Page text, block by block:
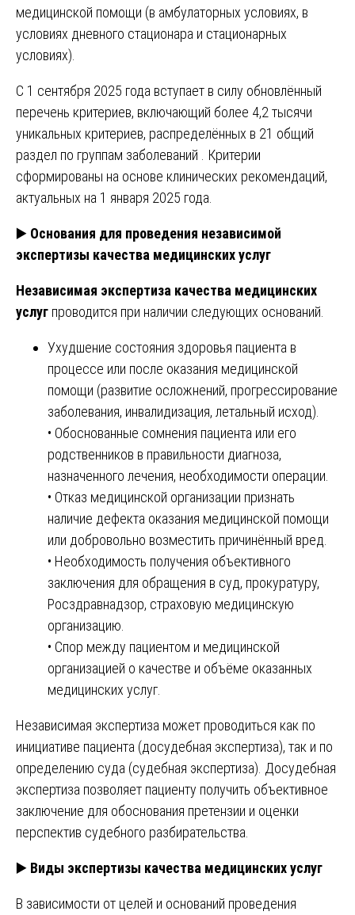
медицинской помощи (в амбулаторных условиях, в
условиях дневного стационара и стационарных
условиях).
С 1 сентября 2025 года вступает в силу обновлённый
перечень критериев, включающий более 4,2 тысячи
уникальных критериев, распределённых в 21 общий
раздел по группам заболеваний . Критерии
сформированы на основе клинических рекомендаций,
актуальных на 1 января 2025 года.
▶️ Основания для проведения независимой
экспертизы качества медицинских услуг
Независимая экспертиза качества медицинских
услуг проводится при наличии следующих оснований.
Ухудшение состояния здоровья пациента в
процессе или после оказания медицинской
помощи (развитие осложнений, прогрессирование
заболевания, инвалидизация, летальный исход).
• Обоснованные сомнения пациента или его
родственников в правильности диагноза,
назначенного лечения, необходимости операции.
• Отказ медицинской организации признать
наличие дефекта оказания медицинской помощи
или добровольно возместить причинённый вред.
• Необходимость получения объективного
заключения для обращения в суд, прокуратуру,
Росздравнадзор, страховую медицинскую
организацию.
• Спор между пациентом и медицинской
организацией о качестве и объёме оказанных
медицинских услуг.
Независимая экспертиза может проводиться как по
инициативе пациента (досудебная экспертиза), так и по
определению суда (судебная экспертиза). Досудебная
экспертиза позволяет пациенту получить объективное
заключение для обоснования претензии и оценки
перспектив судебного разбирательства.
▶️ Виды экспертизы качества медицинских услуг
В зависимости от целей и оснований проведения